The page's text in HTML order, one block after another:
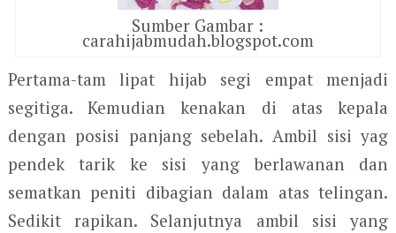
Sumber Gambar :
carahijabmudah.blogspot.com
Pertama-tam lipat hijab segi empat menjadi
segitiga. Kemudian kenakan di atas kepala
dengan posisi panjang sebelah. Ambil sisi yag
pendek tarik ke sisi yang berlawanan dan
sematkan peniti dibagian dalam atas telingan.
Sedikit rapikan. Selanjutnya ambil sisi yang